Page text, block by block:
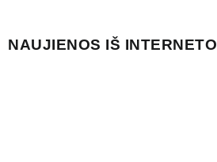
NAUJIENOS IŠ INTERNETO